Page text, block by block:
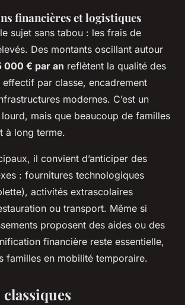
financières et logistiques
sujet sans tabou : les frais de
Des montants oscillant autour
000 € par an reflètent la qualité des
par classe, encadrement
modernes. C’est un
lourd, mais que beaucoup de familles
à long terme.
il convient d’anticiper des
: fournitures technologiques
activités extrascolaires
ou transport. Même si
proposent des aides ou des
financière reste essentielle,
familles en mobilité temporaire.